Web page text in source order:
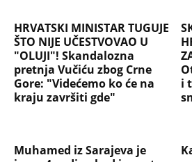
HRVATSKI MINISTAR TUGUJE
ŠTO NIJE UČESTVOVAO U
"OLUJI"! Skandalozna
pretnja Vučiću zbog Crne
Gore: "Videćemo ko će na
kraju završiti gde"
i
Muhamed iz Sarajeva je